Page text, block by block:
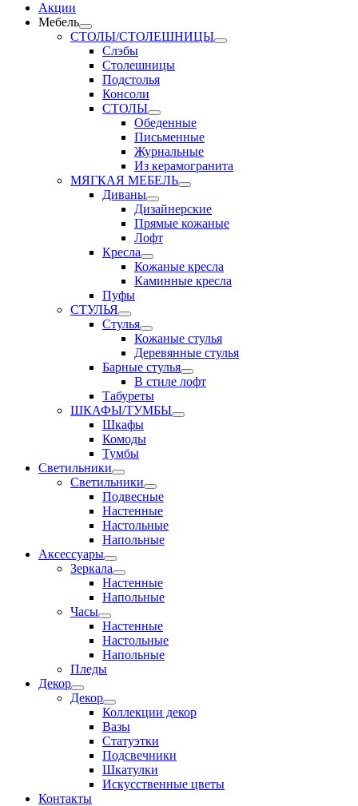
Акции
Мебель
СТОЛЫ/СТОЛЕШНИЦЫ
Слэбы
Столешницы
Подстолья
Консоли
СТОЛЫ
Обеденные
Письменные
Журнальные
Из керамогранита
МЯГКАЯ МЕБЕЛЬ
Диваны
Дизайнерские
Прямые кожаные
Лофт
Кресла
Кожаные кресла
Каминные кресла
Пуфы
СТУЛЬЯ
Стулья
Кожаные стулья
Деревянные стулья
Барные стулья
В стиле лофт
Табуреты
ШКАФЫ/ТУМБЫ
Шкафы
Комоды
Тумбы
Светильники
Светильники
Подвесные
Настенные
Настольные
Напольные
Аксессуары
Зеркала
Настенные
Напольные
Часы
Настенные
Настольные
Напольные
Пледы
Декор
Декор
Коллекции декор
Вазы
Статуэтки
Подсвечники
Шкатулки
Искусственные цветы
Контакты